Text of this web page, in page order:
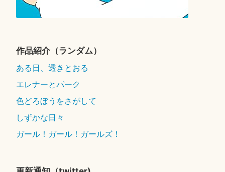
作品紹介（ランダム）
ある日、透きとおる
エレナーとパーク
色どろぼうをさがして
しずかな日々
ガール！ガール！ガールズ！